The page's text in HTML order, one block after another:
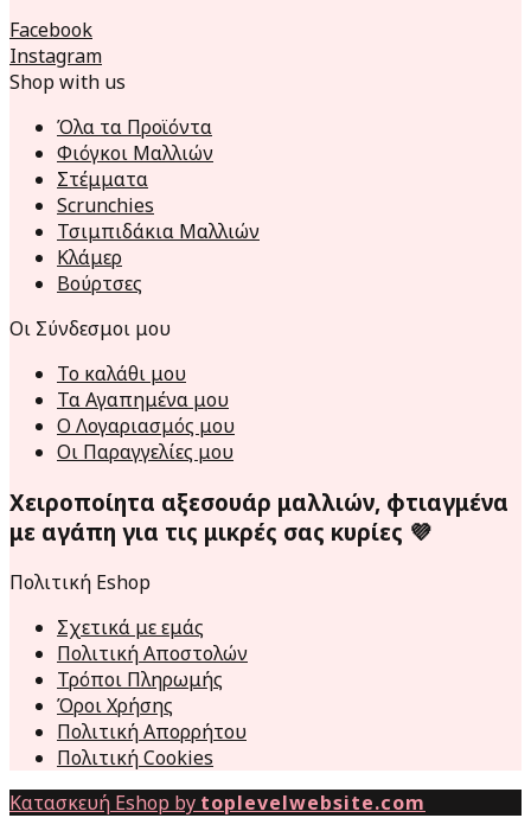
Facebook
Instagram
Shop with us
Όλα τα Προϊόντα
Φιόγκοι Μαλλιών
Στέμματα
Scrunchies
Τσιμπιδάκια Μαλλιών
Κλάμερ
Βούρτσες
Οι Σύνδεσμοι μου
Το καλάθι μου
Τα Αγαπημένα μου
Ο Λογαριασμός μου
Οι Παραγγελίες μου
Χειροποίητα αξεσουάρ μαλλιών, φτιαγμένα
με αγάπη για τις μικρές σας κυρίες 💜
Πολιτική Eshop
Σχετικά με εμάς
Πολιτική Αποστολών
Τρόποι Πληρωμής
Όροι Χρήσης
Πολιτική Απορρήτου
Πολιτική Cookies
Κατασκευή Eshop by toplevelwebsite.com